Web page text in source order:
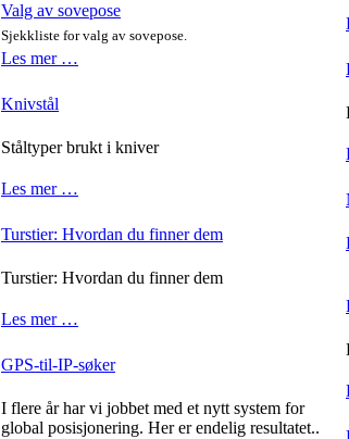
Valg av sovepose
Sjekkliste for valg av sovepose.
Les mer …
Knivstål
Ståltyper brukt i kniver
Les mer …
Turstier: Hvordan du finner dem
Turstier: Hvordan du finner dem
Les mer …
GPS-til-IP-søker
I flere år har vi jobbet med et nytt system for
global posisjonering. Her er endelig resultatet..